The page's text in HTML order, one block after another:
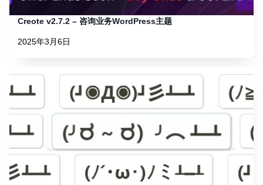
Creote v2.7.2 – 咨询业务WordPress主题
2025年3月6日